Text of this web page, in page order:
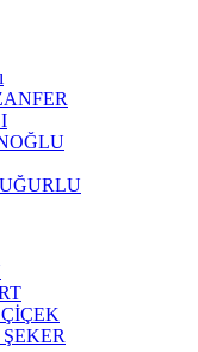
UĞURLU
ŞEKER